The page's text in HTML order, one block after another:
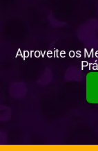
Aproveite os